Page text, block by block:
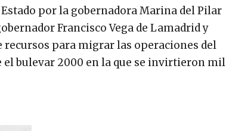
por la gobernadora Marina del Pilar
Francisco Vega de Lamadrid y
recursos para migrar las operaciones del
el bulevar 2000 en la que se invirtieron mil